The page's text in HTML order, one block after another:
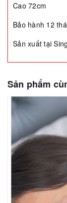
Cao 72cm
Bảo hành 12
Sản xuất tại
Sản phẩm